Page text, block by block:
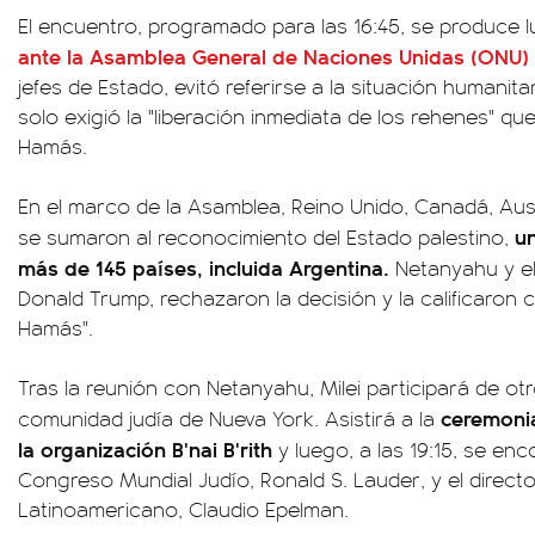
El encuentro, programado para las 16:45, se produce
ante la Asamblea General de Naciones Unidas (ONU)
jefes de Estado, evitó referirse a la situación
solo exigió la "liberación inmediata de los rehenes"
Hamás.
En el marco de la Asamblea, Reino Unido, Canadá,
se sumaron al reconocimiento del Estado palestino,
más de 145 países, incluida Argentina. Netanyahu y
Donald Trump, rechazaron la decisión y la calificaron
Hamás".
Tras la reunión con Netanyahu, Milei participará de
comunidad judía de Nueva York. Asistirá a la
la organización B'nai B'rith y luego, a las 19:15, se
Congreso Mundial Judío, Ronald S. Lauder, y el
Latinoamericano, Claudio Epelman.